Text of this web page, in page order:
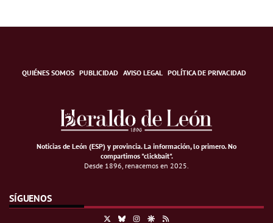
QUIÉNES SOMOS PUBLICIDAD AVISO LEGAL POLÍTICA DE PRIVACIDAD
Noticias de León (ESP) y provincia. La información, lo primero.No
compartimos "clickbait".
Desde 1896, renacemos en 2025.
SÍGUENOS
BlueskyInstagramGoogle Discover